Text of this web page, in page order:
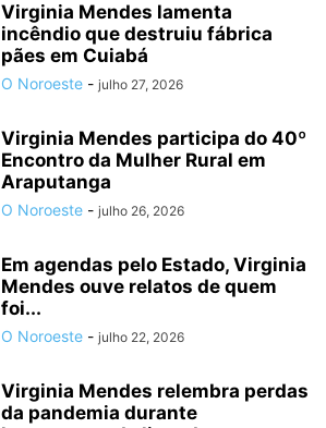
Virginia Mendes lamenta
incêndio que destruiu fábrica
pães em Cuiabá
O Noroeste - julho 27, 2026
Virginia Mendes participa do 40º
Encontro da Mulher Rural em
Araputanga
O Noroeste - julho 26, 2026
Em agendas pelo Estado, Virginia
Mendes ouve relatos de quem
foi...
O Noroeste - julho 22, 2026
Virginia Mendes relembra perdas
da pandemia durante